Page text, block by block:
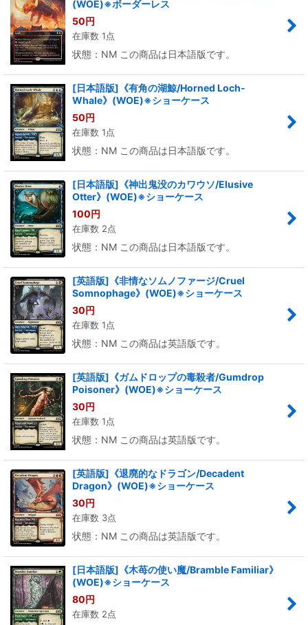
(WOE)※ボーダーレス
50円
在庫数 1点
状態：NM この商品は日本語版です。
[日本語版]《有角の湖鯨/Horned Loch-
Whale》(WOE)※ショーケース
50円
在庫数 1点
状態：NM この商品は日本語版です。
[日本語版]《神出鬼没のカワウソ/Elusive
Otter》(WOE)※ショーケース
100円
在庫数 2点
状態：NM この商品は日本語版です。
[英語版]《非情なソムノファージ/Cruel
Somnophage》(WOE)※ショーケース
30円
在庫数 1点
状態：NM この商品は英語版です。
[英語版]《ガムドロップの毒殺者/Gumdrop
Poisoner》(WOE)※ショーケース
30円
在庫数 1点
状態：NM この商品は英語版です。
[英語版]《退廃的なドラゴン/Decadent
Dragon》(WOE)※ショーケース
30円
在庫数 3点
状態：NM この商品は英語版です。
[日本語版]《木苺の使い魔/Bramble Familiar》
(WOE)※ショーケース
80円
在庫数 2点